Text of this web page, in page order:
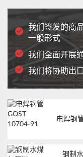
我们签发的商
一般形式
我们全面开展
我们将协助出
电焊钢
钢制